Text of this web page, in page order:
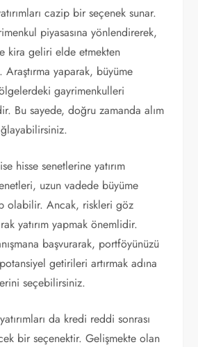
cazip bir seçenek sunar.
piyasasına yönlendirerek,
kira geliri elde etmekten
yaparak, büyüme
gayrimenkulleri
Bu sayede, doğru zamanda alım
hisse senetlerine yatırım
uzun vadede büyüme
olabilir. Ancak, riskleri göz
yatırım yapmak önemlidir.
başvurarak, portföyünüzü
getirileri artırmak adına
seçebilirsiniz.
da kredi reddi sonrası
bir seçenektir. Gelişmekte olan